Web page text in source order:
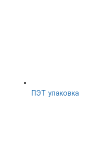
ПЭТ упаковка